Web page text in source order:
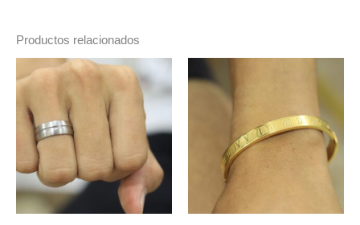
Productos relacionados